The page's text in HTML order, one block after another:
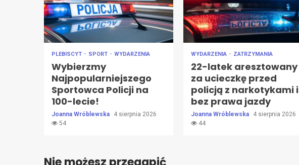
PLEBISCYT SPORT WYDARZENIA
Wybierzmy
Najpopularniejszego
Sportowca Policji na
100-lecie!
Joanna Wróblewska
4 sierpnia 2026
54
WYDARZENIA ZATRZYMANIA
22-latek aresztowany
za ucieczkę przed
policją z narkotykami i
bez prawa jazdy
Joanna Wróblewska
4 sierpnia 2026
44